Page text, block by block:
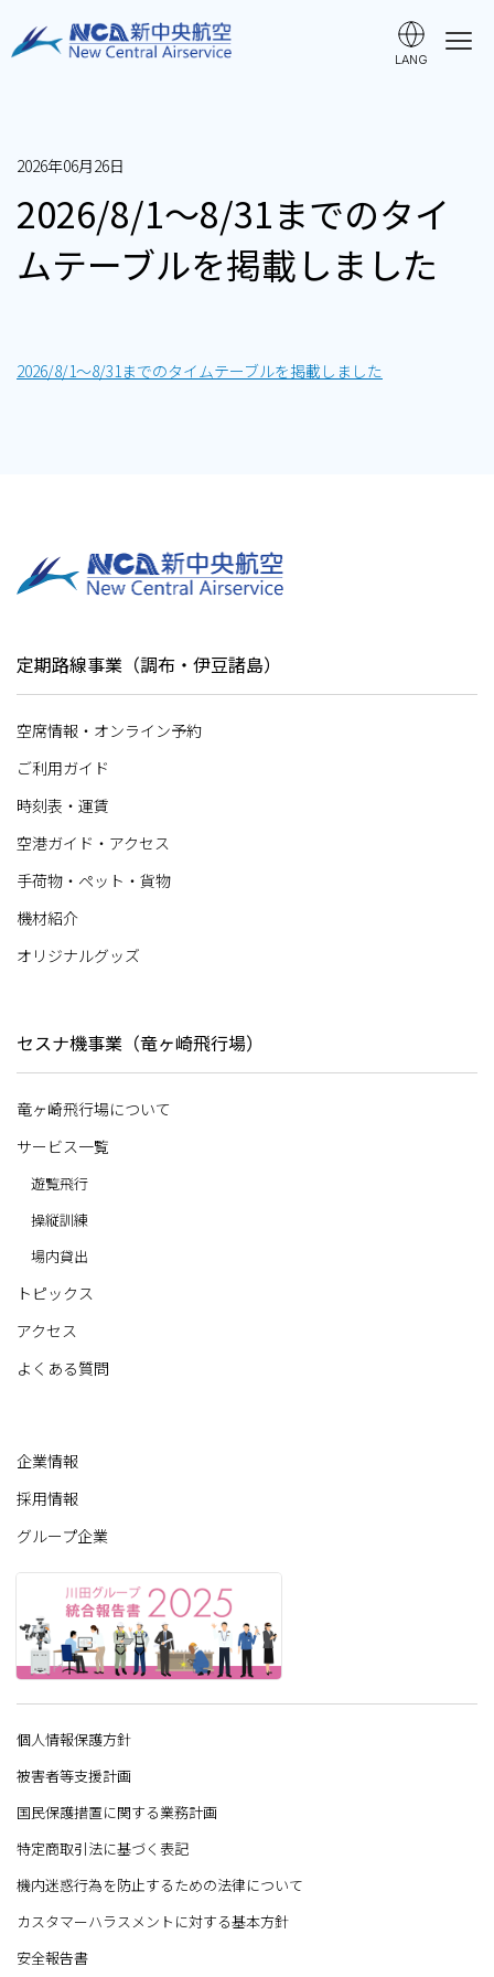
LANG
時刻表・運賃
空港ガイド・アクセス
手荷物・ペット・貨物
2026年06月26日
2026/8/1～8/31までのタイ
ムテーブルを掲載しました
2026/8/1～8/31までのタイムテーブルを掲載しました
定期路線事業（調布・伊豆諸島）
空席情報・オンライン予約
ご利用ガイド
時刻表・運賃
空港ガイド・アクセス
手荷物・ペット・貨物
機材紹介
オリジナルグッズ
セスナ機事業（竜ヶ崎飛行場）
竜ヶ崎飛行場について
サービス一覧
遊覧飛行
操縦訓練
場内貸出
トピックス
アクセス
よくある質問
企業情報
採用情報
グループ企業
個人情報保護方針
被害者等支援計画
国民保護措置に関する業務計画
特定商取引法に基づく表記
機内迷惑行為を防止するための法律について
カスタマーハラスメントに対する基本方針
安全報告書